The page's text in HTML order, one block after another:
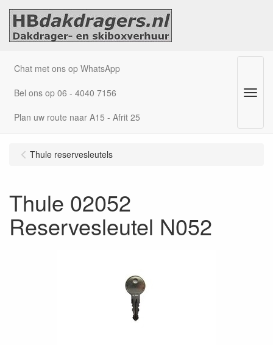
Chat met ons op WhatsApp
Bel ons op 06 - 4040 7156
Plan uw route naar A15 - Afrit 25
Menu
Thule reservesleutels
Thule 02052
Reservesleutel N052